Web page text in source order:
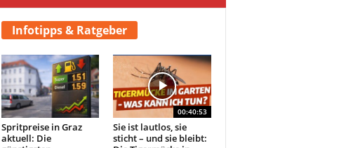
Infotipps & Ratgeber
Spritpreise in Graz
aktuell: Die
00:40:53
Sie ist lautlos, sie
sticht – und sie bleibt: